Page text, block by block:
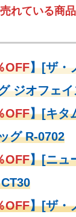
れている商
OFF】[ザ・
ジオフェ
OFF】[キタ
グ R-0702
OFF】[ニュ
OFF】[ザ・